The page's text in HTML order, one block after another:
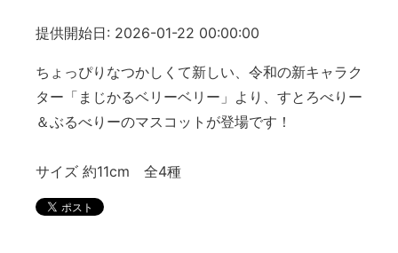
提供開始日: 2026-01-22 00:00:00
ちょっぴりなつかしくて新しい、令和の新キャラク
ター「まじかるベリーベリー」より、すとろべりー
＆ぶるべりーのマスコットが登場です！
サイズ 約11cm 全4種